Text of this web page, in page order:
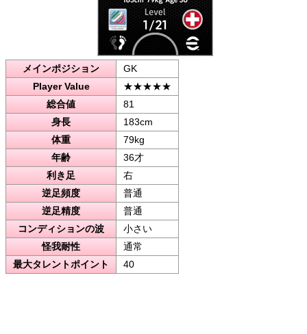
メインポジション
GK
Player Value
★★★★★
総合値
81
身長
183cm
体重
79kg
年齢
36才
利き足
右
逆足頻度
普通
逆足精度
普通
コンディションの波
小さい
怪我耐性
通常
最大タレントポイント
40